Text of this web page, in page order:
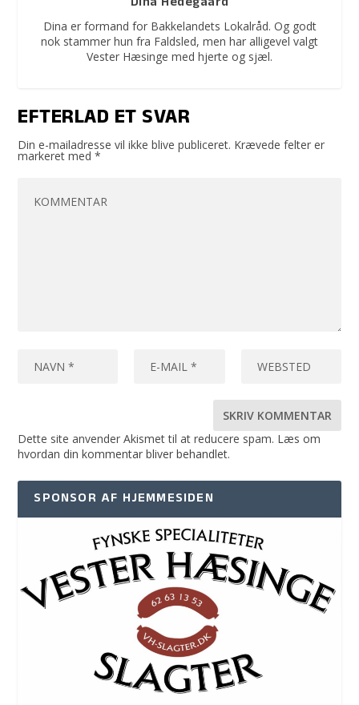
Dina er formand for Bakkelandets Lokalråd. Og godt
nok stammer hun fra Faldsled, men har alligevel valgt
Vester Hæsinge med hjerte og sjæl.
EFTERLAD ET SVAR
Din e-mailadresse vil ikke blive publiceret. Krævede felter er
markeret med*
Dette site anvender Akismet til at reducere spam. Læs om
hvordan din kommentar bliver behandlet.
SPONSOR AF HJEMMESIDEN